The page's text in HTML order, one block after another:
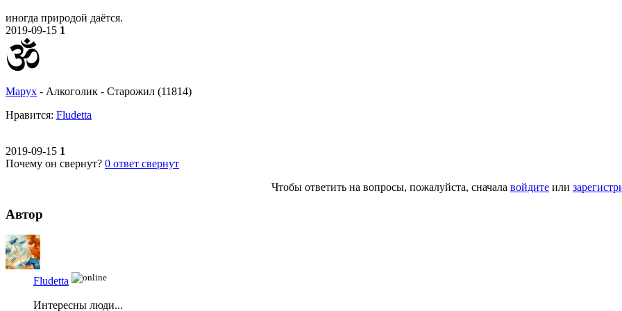
иногда природой даётся.
2019-09-15 1
Mapyx - Алкоголик - Старожил (11814)
Нравитcя: Fludetta
2019-09-15 1
Почему он свернут? 0 ответ свернут
Чтобы ответить на вопросы, пожалуйста, сначала войдите или
Автор
Fludetta
Интересны люди...